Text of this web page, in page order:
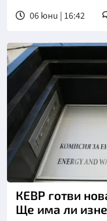
06 юни | 16:42
КЕВР готви
Ще има ли